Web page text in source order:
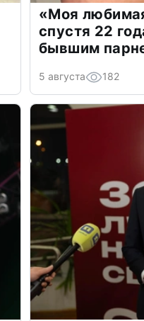
«Моя
спустя 22
бывшим
5 августа 182